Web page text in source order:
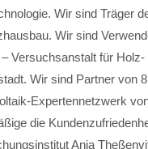
Wir sind Träger
Wir sind
Versuchsanstalt für Holz-
Wir sind Partner von
Expertennetzwerk
die
Anja